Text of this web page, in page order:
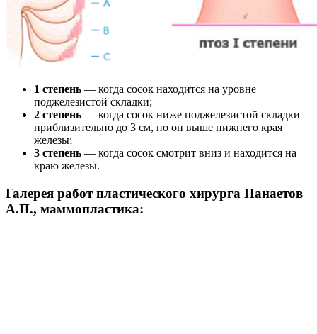
1 степень — когда сосок находится на уровне
поджелезистой складки;
2 степень — когда сосок ниже поджелезистой складки
приблизительно до 3 см, но он выше нижнего края
железы;
3 степень — когда сосок смотрит вниз и находится на
краю железы.
Галерея работ пластического хирурга Панаетов
А.П., маммопластика: